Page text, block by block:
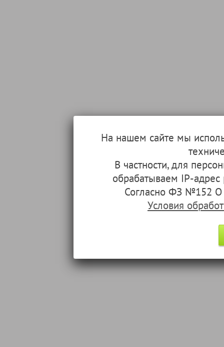
На нашем сайте мы
В частности, для
обрабатываем IP-
Согласно ФЗ №152 О
Условия